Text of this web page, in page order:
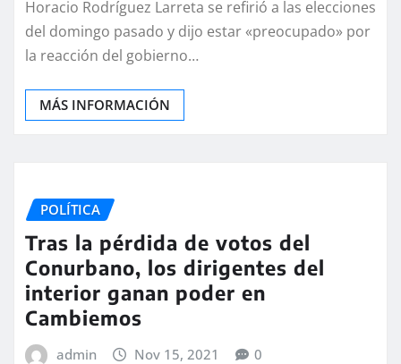
Horacio Rodríguez Larreta se refirió a las elecciones
del domingo pasado y dijo estar «preocupado» por
la reacción del gobierno…
MÁS INFORMACIÓN
POLÍTICA
Tras la pérdida de votos del
Conurbano, los dirigentes del
interior ganan poder en
Cambiemos
admin Nov 15, 2021 0